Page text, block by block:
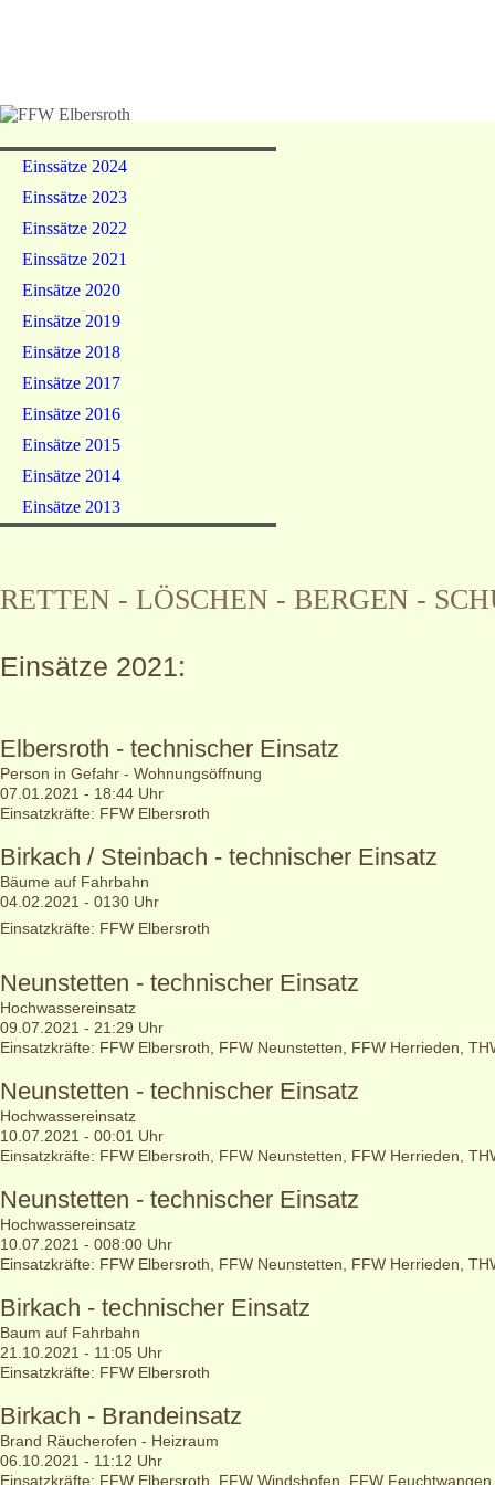
Einssätze 2024
Einssätze 2023
Einssätze 2022
Einssätze 2021
Einsätze 2020
Einsätze 2019
Einsätze 2018
Einsätze 2017
Einsätze 2016
Einsätze 2015
Einsätze 2014
Einsätze 2013
RETTEN - LÖSCHEN - BERGEN -
Einsätze 2021:
Elbersroth - technischer Einsatz
Person in Gefahr - Wohnungsöffnung
07.01.2021 - 18:44 Uhr
Einsatzkräfte: FFW Elbersroth
Birkach / Steinbach - technischer Einsatz
Bäume auf Fahrbahn
04.02.2021 - 0130 Uhr
Einsatzkräfte: FFW Elbersroth
Neunstetten - technischer Einsatz
Hochwassereinsatz
09.07.2021 - 21:29 Uhr
Einsatzkräfte: FFW Elbersroth, FFW Neunstetten, FFW Herrieden,
Neunstetten - technischer Einsatz
Hochwassereinsatz
10.07.2021 - 00:01 Uhr
Einsatzkräfte: FFW Elbersroth, FFW Neunstetten, FFW Herrieden,
Neunstetten - technischer Einsatz
Hochwassereinsatz
10.07.2021 - 008:00 Uhr
Einsatzkräfte: FFW Elbersroth, FFW Neunstetten, FFW Herrieden,
Birkach - technischer Einsatz
Baum auf Fahrbahn
21.10.2021 - 11:05 Uhr
Einsatzkräfte: FFW Elbersroth
Birkach - Brandeinsatz
Brand Räucherofen - Heizraum
06.10.2021 - 11:12 Uhr
Einsatzkräfte: FFW Elbersroth, FFW Windshofen, FFW Feuchtwangen,